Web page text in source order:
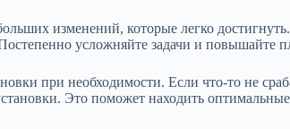
изменений, которые легко
усложняйте задачи и повышайте
при необходимости. Если что-то не
Это поможет находить